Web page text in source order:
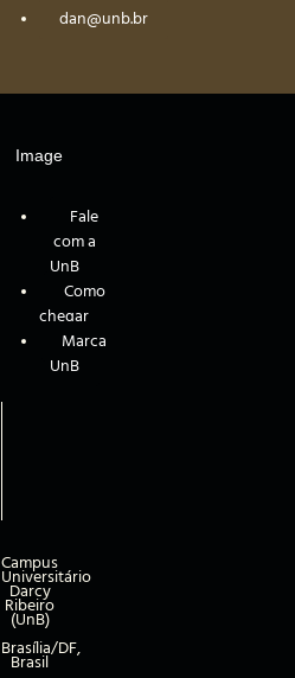
dan@unb.br
Fale
com a
UnB
Como
chegar
Marca
UnB
Campus
Universitário
Darcy
Ribeiro
(UnB)
Brasília/DF,
Brasil